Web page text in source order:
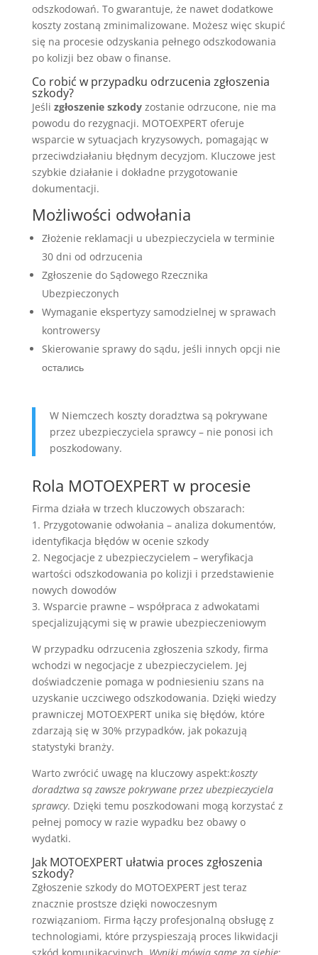
odszkodowań. To gwarantuje, że nawet dodatkowe
koszty zostaną zminimalizowane. Możesz więc skupić
się na procesie odzyskania pełnego odszkodowania
po kolizji bez obaw o finanse.
Co robić w przypadku odrzucenia zgłoszenia
szkody?
Jeśli zgłoszenie szkodyzostanie odrzucone, nie ma
powodu do rezygnacji. MOTOEXPERT oferuje
wsparcie w sytuacjach kryzysowych, pomagając w
przeciwdziałaniu błędnym decyzjom. Kluczowe jest
szybkie działanie i dokładne przygotowanie
dokumentacji.
Możliwości odwołania
Złożenie reklamacji u ubezpieczyciela w terminie
30 dni od odrzucenia
Zgłoszenie do Sądowego Rzecznika
Ubezpieczonych
Wymaganie ekspertyzy samodzielnej w sprawach
kontrowersy
Skierowanie sprawy do sądu, jeśli innych opcji nie
остались
W Niemczech koszty doradztwa są pokrywane
przez ubezpieczyciela sprawcy – nie ponosi ich
poszkodowany.
Rola MOTOEXPERT w procesie
Firma działa w trzech kluczowych obszarach:
1. Przygotowanie odwołania – analiza dokumentów,
identyfikacja błędów w ocenie szkody
2. Negocjacje z ubezpieczycielem – weryfikacja
wartości odszkodowania po kolizji i przedstawienie
nowych dowodów
3. Wsparcie prawne – współpraca z adwokatami
specjalizującymi się w prawie ubezpieczeniowym
W przypadku odrzucenia zgłoszenia szkody, firma
wchodzi w negocjacje z ubezpieczycielem. Jej
doświadczenie pomaga w podniesieniu szans na
uzyskanie uczciwego odszkodowania. Dzięki wiedzy
prawniczej MOTOEXPERT unika się błędów, które
zdarzają się w 30% przypadków, jak pokazują
statystyki branży.
Warto zwrócić uwagę na kluczowy aspekt:koszty
doradztwa są zawsze pokrywane przez ubezpieczyciela
sprawcy. Dzięki temu poszkodowani mogą korzystać z
pełnej pomocy w razie wypadku bez obawy o
wydatki.
Jak MOTOEXPERT ułatwia proces zgłoszenia
szkody?
Zgłoszenie szkody do MOTOEXPERT jest teraz
znacznie prostsze dzięki nowoczesnym
rozwiązaniom. Firma łączy profesjonalną obsługę z
technologiami, które przyspieszają proces likwidacji